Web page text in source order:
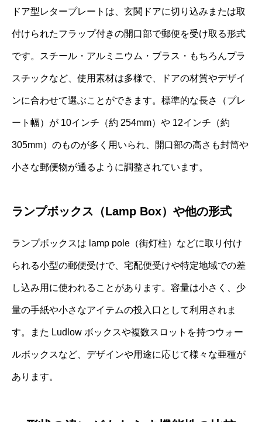
ドア型レタープレートは、玄関ドアに切り込みまたは取
付けられたフラップ付きの開口部で郵便を受け取る形式
です。スチール・アルミニウム・ブラス・もちろんプラ
スチックなど、使用素材は多様で、ドアの材質やデザイ
ンに合わせて選ぶことができます。標準的な長さ（プレ
ート幅）が 10インチ（約 254mm）や 12インチ（約
305mm）のものが多く用いられ、開口部の高さも封筒や
小さな郵便物が通るように調整されています。
ランプボックス（Lamp Box）や他の形式
ランプボックスは lamp pole（街灯柱）などに取り付け
られる小型の郵便受けで、宅配便受けや特定地域での差
し込み用に使われることがあります。容量は小さく、少
量の手紙や小さなアイテムの投入口として利用されま
す。また Ludlow ボックスや複数スロットを持つウォー
ルボックスなど、デザインや用途に応じて様々な亜種が
あります。